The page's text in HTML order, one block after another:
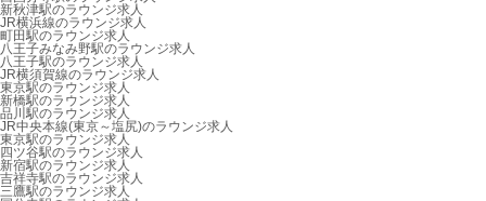
新秋津駅のラウンジ求人
JR横浜線のラウンジ求人
町田駅のラウンジ求人
八王子みなみ野駅のラウンジ求人
八王子駅のラウンジ求人
JR横須賀線のラウンジ求人
東京駅のラウンジ求人
新橋駅のラウンジ求人
品川駅のラウンジ求人
JR中央本線(東京～塩尻)のラウンジ求人
東京駅のラウンジ求人
四ツ谷駅のラウンジ求人
新宿駅のラウンジ求人
吉祥寺駅のラウンジ求人
三鷹駅のラウンジ求人